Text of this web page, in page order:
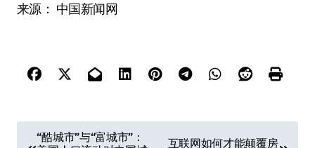
来源： 中国新闻网
“酷城市”与“富城市”：
互联网如何才能颠覆房